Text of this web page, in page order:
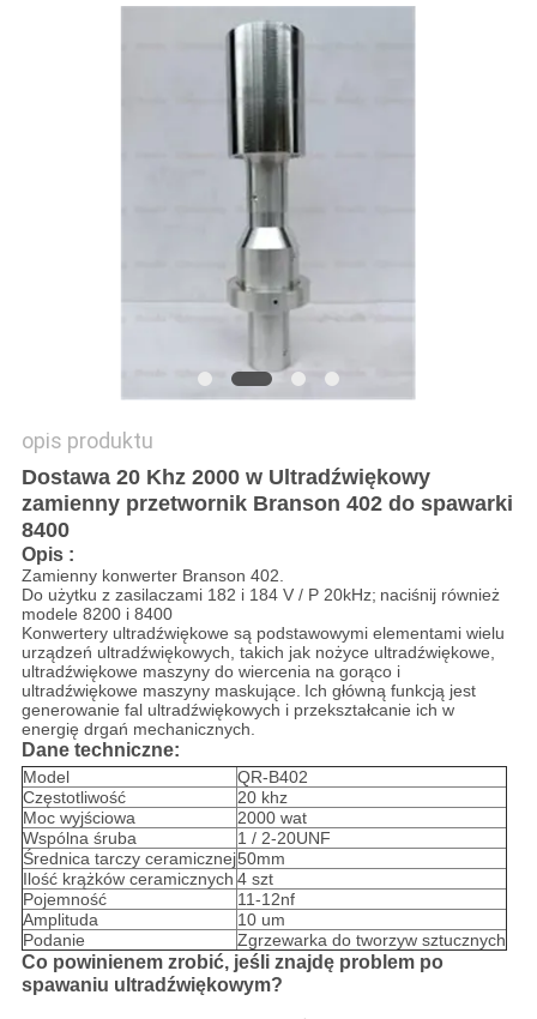
PRYWATNOŚCI
opis produktu
Dostawa 20 Khz 2000 w Ultradźwiękowy
zamienny przetwornik Branson 402 do spawarki
8400
Opis :
Zamienny konwerter Branson 402.
Do użytku z zasilaczami 182 i 184 V / P 20kHz; naciśnij również
modele 8200 i 8400
Konwertery ultradźwiękowe są podstawowymi elementami wielu
urządzeń ultradźwiękowych, takich jak nożyce ultradźwiękowe,
ultradźwiękowe maszyny do wiercenia na gorąco i
ultradźwiękowe maszyny maskujące. Ich główną funkcją jest
generowanie fal ultradźwiękowych i przekształcanie ich w
energię drgań mechanicznych.
Dane techniczne:
Model
QR-B402
Częstotliwość
20 khz
Moc wyjściowa
2000 wat
Wspólna śruba
1 / 2-20UNF
Średnica tarczy ceramicznej50mm
Ilość krążków ceramicznych 4 szt
Pojemność
11-12nf
Amplituda
10 um
Podanie
Zgrzewarka do tworzyw sztucznych
Co powinienem zrobić, jeśli znajdę problem po
spawaniu ultradźwiękowym?